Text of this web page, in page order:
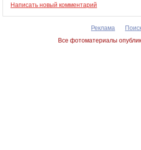
Написать новый комментарий
Реклама
Все фотоматериалы